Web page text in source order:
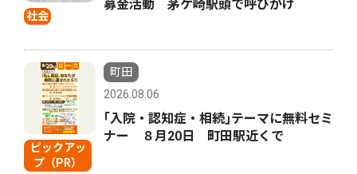
社会
募金活動 茅ケ崎駅頭で呼びかけ
ピックアッ
プ（PR）
町田
2026.08.06
｢入院・認知症・相続｣テーマに無料セミ
ナー ８月20日 町田駅近くで